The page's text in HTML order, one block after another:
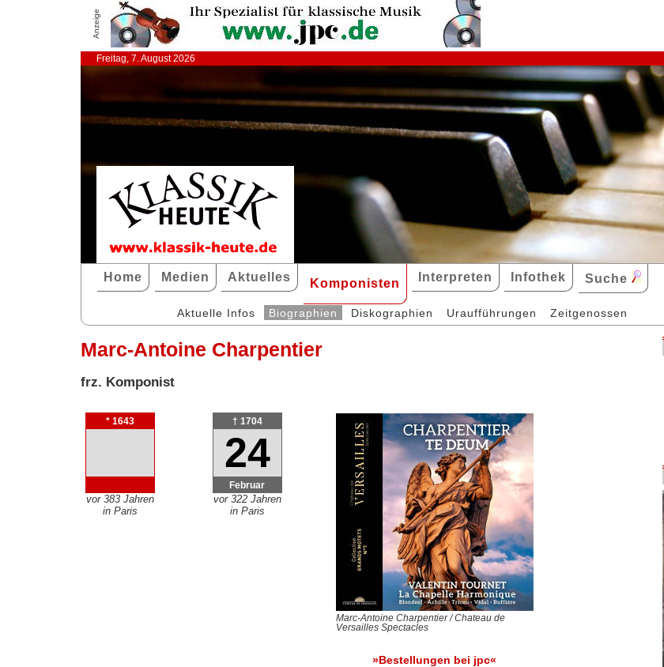
Anzeige
Freitag, 7. August 2026
Home Medien Aktuelles Komponisten Interpreten Infothek Suche
Aktuelle Infos Biographien Diskographien Uraufführungen Zeitgenossen
Marc-Antoine Charpentier
frz. Komponist
* 1643
vor 383 Jahren
in Paris
† 1704
24
Februar
vor 322 Jahren
in Paris
Marc-Antoine Charpentier / Chateau de
Versailles Spectacles
»Bestellungen bei jpc«